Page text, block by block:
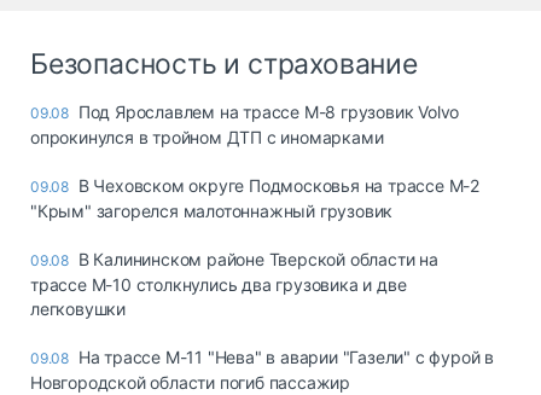
Безопасность и страхование
09.08 Под Ярославлем на трассе М-8 грузовик Volvo
опрокинулся в тройном ДТП с иномарками
09.08 В Чеховском округе Подмосковья на трассе М-2
"Крым" загорелся малотоннажный грузовик
09.08 В Калининском районе Тверской области на
трассе М-10 столкнулись два грузовика и две
легковушки
09.08 На трассе М-11 "Нева" в аварии "Газели" с фурой в
Новгородской области погиб пассажир